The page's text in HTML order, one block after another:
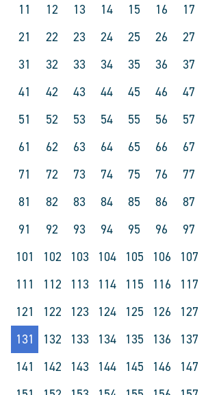
11
12 13 14 15 16 17
21
22 23 24 25 26 27
31
32 33 34 35 36 37
41
42 43 44 45 46 47
51
52 53 54 55 56 57
61
62 63 64 65 66 67
71
72 73 74 75 76 77
81
82 83 84 85 86 87
91
92 93 94 95 96 97
101
102 103 104 105 106 107
111
112 113 114 115 116 117
121
122 123 124 125 126 127
131
132 133 134 135 136 137
141
142 143 144 145 146 147